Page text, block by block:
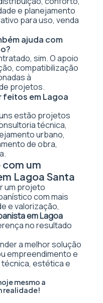
e planejamento
para uso, venda
ajuda com
sim. O apoio
compatibilização
à
projetos.
feitos em Lagoa
estão projetos
técnica,
urbano,
de obra,
um
Lagoa Santa
um projeto
com mais
e valorização,
em Lagoa
no resultado
a melhor solução
empreendimento e
estética e
mesmo a
realidade!